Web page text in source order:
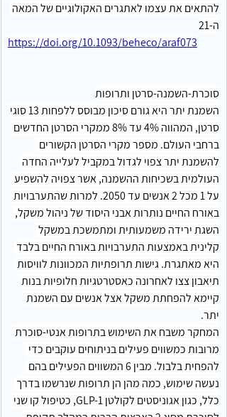
להתאים את עצמו לאתגרים האקולוגיים של המאה
ה‑21
https://doi.org/10.1093/beheco/araf073
סוכרת-השמנה-סרטן ותרופות
השמנת יתר היא גורם סיכון מבוסס ללפחות 13 סוגי
סרטן, המהווה 4% עד 8% ממקרי הסרטן החדשים
ברחבי העולם. מספר מקרי הסרטן הקשורים
להשמנת יתר צפוי לגדול במקביל לעלייה החדה
העולמית בשכיחות ההשמנה, אשר צפויה להשפיע
על 1 מכל 2 אנשים עד 2050. למרות שהתערבויות
באורח החיים נותרות אבני היסוד של ניהול משקל,
השגת ירידה משמעותית ומתמשכת במשקל
קלינית באמצעות התערבויות באורח החיים בלבד
היא מאתגרת. גישות תרופתיות המכוונות לוויסות
תיאבון צצו לאחרונה כאסטרטגיות חלופיות בנות
קיימא להפחתת משקל אצל אנשים עם השמנת
יתר.
המחקר משבח את השימוש בתרופות אנטי-סוכרת
מרובות כמשווים פעילים בניתוחים עוקבים כדי
להפחית בלבול. מבין 6 המשווים הפעילים בהם
נעשה שימוש, כמה מהן הן תרופות שנרשמו בדרך
כלל, כגון אגוניסטים לקולטן GLP-1, כטיפול קו שני